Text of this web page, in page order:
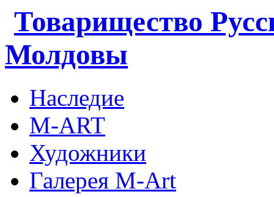
Товарищество
Молдовы
Наследие
M-ART
Художники
Галерея M-Art